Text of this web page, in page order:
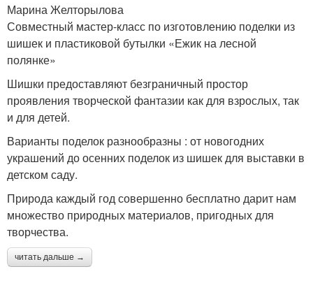
Марина Желторылова
Совместный мастер-класс по изготовлению поделки из
шишек и пластиковой бутылки «Ежик на лесной
полянке»
Шишки предоставляют безграничный простор
проявления творческой фантазии как для взрослых, так
и для детей.
Варианты поделок разнообразны : от новогодних
украшений до осенних поделок из шишек для выставки в
детском саду.
Природа каждый год совершенно бесплатно дарит нам
множество природных материалов, пригодных для
творчества.
читать дальше →